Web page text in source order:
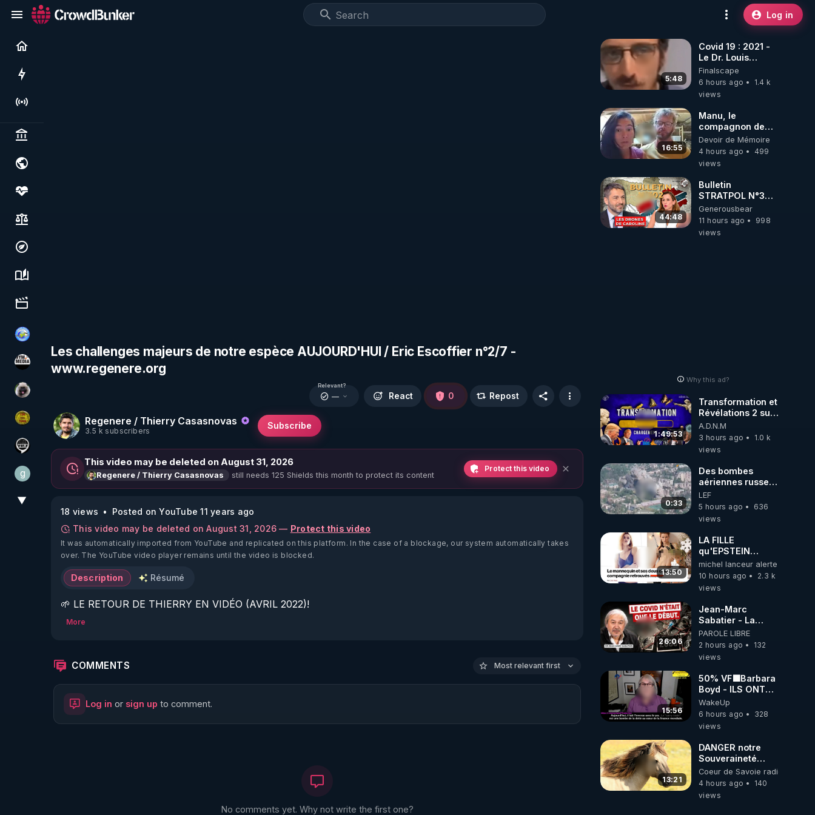
Log in
Live
Politics & institutions
Society, justice & freedoms
Economy, environment & technology
Science, history & spirituality
Culture, media & entertainment
Tonton Posture Débrief
HYM.MEDIA
Priscane
CDS pour TOUS
Notre Réalité Est Falsifiée Et Fausse
ggilo59
▼
Les challenges majeurs de notre espèce AUJOURD'HUI / Eric Escoffier n°2/7 -
www.regenere.org
Regenere / Thierry Casasnovas
3.5 k subscribers
Subscribe
Relevant?
— React 0 Repost
This video may be deleted on August 31, 2026
Regenere / Thierry Casasnovas still needs 125 Shields this month to protect its content
Protect this video
18 views
Posted on YouTube 11 years ago
This video may be deleted on August 31, 2026 — Protect this video
It was automatically imported from YouTube and replicated on this platform. In the case of a blockage, our system automatically takes
over. The YouTube video player remains until the video is blocked.
Description Résumé
🌱 LE RETOUR DE THIERRY EN VIDÉO (AVRIL 2022)!
🌱 LE MAGAZINE RÉGÉNÈRE
http://rgnr.li/ymag
More
COMMENTS Most relevant first
Log in or sign up to comment.
No comments yet. Why not write the first one?
5:48
Covid 19 : 2021 -
Le Dr. Louis
Fouché renverse
le plateau de
CNews !
Finalscape
6 hours ago
1.4 k
views
16:55
Manu, le
compagnon de
Kyria, raconte sa
garde à vue
musclée.
Devoir de Mémoire
4 hours ago
499
views
44:48
Bulletin
STRATPOL N°302.
Armée des
drones, MS-21 en
série, missiles
Generousbear
11 hours ago
998
views
Why this ad?
1:49:53
Transformation et
Révélations 2 sur
2 - live du
07/08/26
A.D.N.M
3 hours ago
1.0 k
views
0:33
Des bombes
aériennes russes
anéantissent les
centres de
contrôle de
brigades
ukrainienne
LEF
5 hours ago
636
views
13:50
LA FILLE
qu'EPSTEIN
VOULAIT CACHER
michel lanceur alerte
10 hours ago
2.3 k
views
26:06
Jean-Marc
Sabatier - La
Covid-19 n'a été
que le début -
L'ARN messager
PAROLE LIBRE
2 hours ago
132
views
15:56
50% VF🟩Barbara
Boyd - ILS ONT
MENTI SUR TOUT
-Jocelyne
Traduction
WakeUp
6 hours ago
328
views
13:21
DANGER notre
Souveraineté
Alimentaire est
attaqué...
Coeur de Savoie radioweb TV
4 hours ago
140
views